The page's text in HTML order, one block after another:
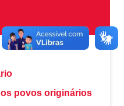
povos originários